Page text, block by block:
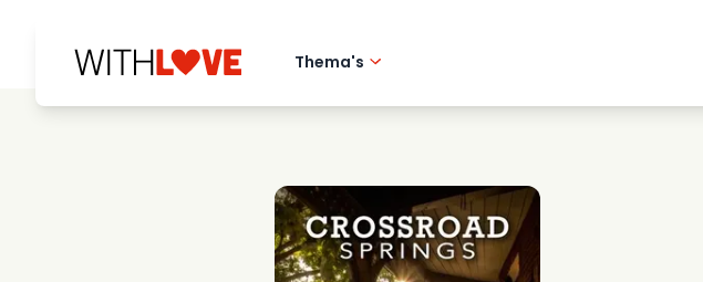
Thema's
Zomerse films